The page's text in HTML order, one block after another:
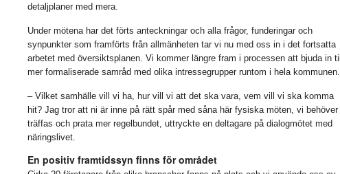
detaljplaner med mera.
Under mötena har det förts anteckningar och alla frågor, funderingar och
synpunkter som framförts från allmänheten tar vi nu med oss in i det fortsatta
arbetet med översiktsplanen. Vi kommer längre fram i processen att bjuda in
mer formaliserade samråd med olika intressegrupper runtom i hela kommunen.
– Vilket samhälle vill vi ha, hur vill vi att det ska vara, vem vill vi ska komma
hit? Jag tror att ni är inne på rätt spår med såna här fysiska möten, vi behöver
träffas och prata mer regelbundet, uttryckte en deltagare på dialogmötet med
näringslivet.
En positiv framtidssyn finns för området